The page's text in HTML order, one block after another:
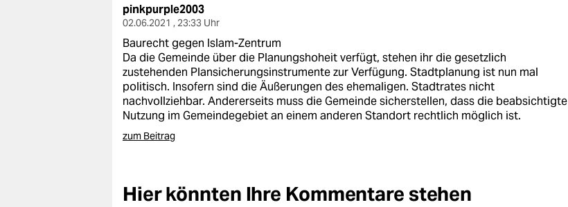
shop
fragen & hilfe
unterstützen
abo
genossenschaft
epaper login
pinkpurple2003
02.06.2021 , 23:33 Uhr
Baurecht gegen Islam-Zentrum
Da die Gemeinde über die Planungshoheit verfügt, stehen ihr die gesetzlich
zustehenden Plansicherungsinstrumente zur Verfügung. Stadtplanung ist nun mal
politisch. Insofern sind die Äußerungen des ehemaligen. Stadtrates nicht
nachvollziehbar. Andererseits muss die Gemeinde sicherstellen, dass die beabsichtigte
Nutzung im Gemeindegebiet an einem anderen Standort rechtlich möglich ist.
zum Beitrag
Hier könnten Ihre Kommentare stehen